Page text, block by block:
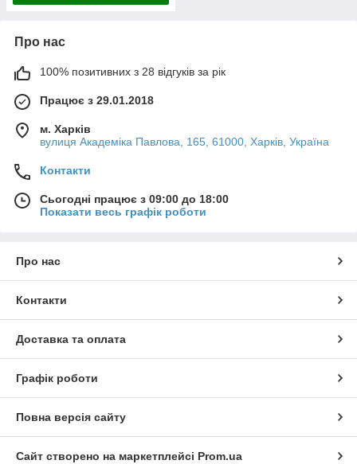
Про нас
100% позитивних з 28 відгуків за рік
Працює з 29.01.2018
м. Харків
вулиця Академіка Павлова, 165, 61000, Харків, Україна
Контакти
Сьогодні працює з 09:00 до 18:00
Показати весь графік роботи
Про нас
Контакти
Доставка та оплата
Графік роботи
Повна версія сайту
Сайт створено на маркетплейсі Prom.ua